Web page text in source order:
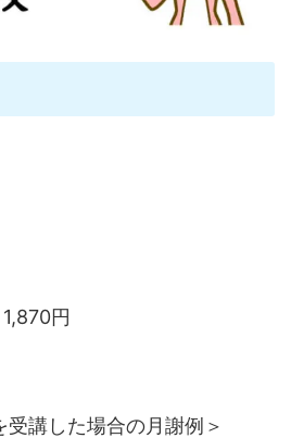
円
受講した場合の月謝例＞